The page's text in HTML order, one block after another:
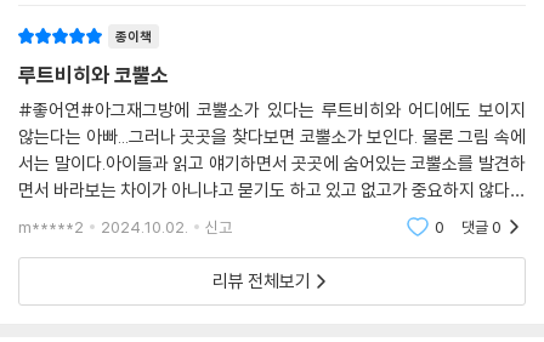
이 책에 그림을 그린 골든 코스모스는 2023년 볼로냐 올해의 일러스트레
이터로 선정된 듀오 일러스트레이터로 한국에 처음 소개하는 작가다. 뉴욕
타임즈, 워싱턴 포스트, 디 차이트 및 세계 주요 미디어에 매주 삽화를 그리
고 있는 이 둘은 실크 스크린을 즐겨 작업하는데, 이 책에서는 파랑, 빨강,
노랑 별색 세 가지를 사용해 일곱 가지 색깔을 만들어 내어 보이는 세계와
보이지 않는 세계를 절묘하게 묘사했다. 골든 코스모스는 한 인터뷰에서
이렇게 밝혔다.
“빛과 그림자는 사물과 공간을 정의하고, 사물의 위치를 파악하고, 그림의
리듬을 설정합니다. 반쯤 어두운 그림자 속의 코뿔소는 무형의 상상을 상
고,
종이책
루트비히와 코뿔소
#좋어연#아그재그방에 코뿔소가 있다는 루트비히와 어디에도 보이지
않는다는 아빠...그러나 곳곳을 찾다보면 코뿔소가 보인다. 물론 그림 속에
서는 말이다.아이들과 읽고 얘기하면서 곳곳에 숨어있는 코뿔소를 발견하
면서 바라보는 차이가 아니냐고 묻기도 하고 있고 없고가 중요하지 않다고
말한다.꼬마 철학자 루트비히가 말하고 싶은 건 뭘까?아이들에게 질문을
m*****2 2024.10.02. 신고 0 댓글0
리뷰 전체보기